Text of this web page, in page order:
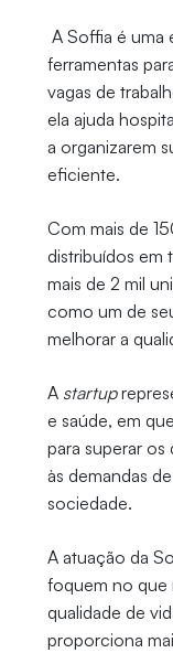
A Soffia é uma
ferramentas
vagas de
ela ajuda
a organizarem
eficiente.
Com mais de
distribuídos em
mais de 2 mil
como um de
melhorar a
A startup
e saúde, em
para superar
às demandas
sociedade.
A atuação da
foquem no que
qualidade de
proporciona